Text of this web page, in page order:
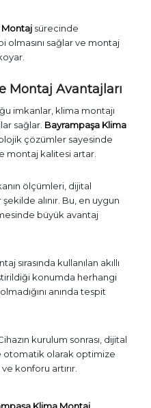
Montajsürecinde
olmasını sağlar ve montaj
Montaj Avantajları
imkanlar, klima montajı
sağlar. Bayrampaşa Klima
çözümler sayesinde
montaj kalitesi artar.
ölçümleri, dijital
alınır. Bu, en uygun
büyük avantaj
sırasında kullanılan akıllı
konumda herhangi
anında tespit
kurulum sonrası, dijital
otomatik olarak optimize
konforu artırır.
Klima Montaj